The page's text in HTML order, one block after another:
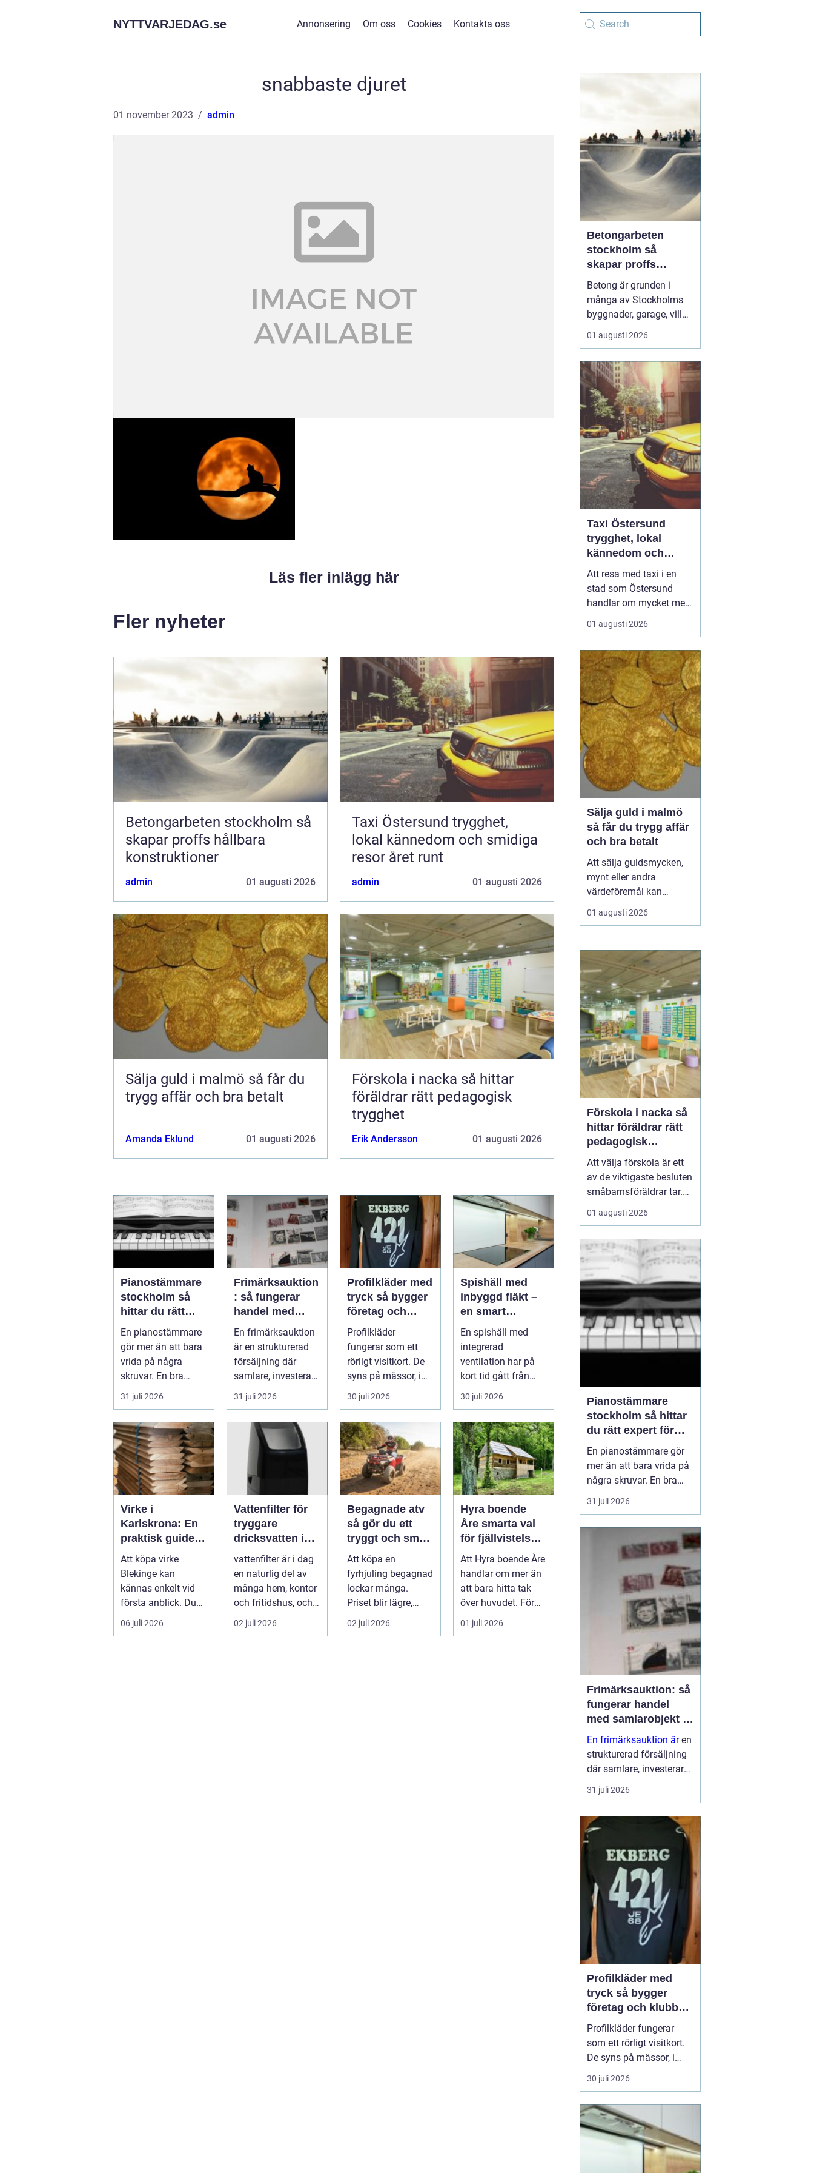
NYTTVARJEDAG.se Annonsering Om oss Cookies Kontakta oss
snabbaste djuret
01 november 2023 admin
Läs fler inlägg här
Fler nyheter
Betongarbeten stockholm så
skapar proffs hållbara
konstruktioner
admin 01 augusti 2026
Taxi Östersund trygghet,
lokal kännedom och smidiga
resor året runt
admin 01 augusti 2026
Sälja guld i malmö så får du
trygg affär och bra betalt
Amanda Eklund 01 augusti 2026
Förskola i nacka så hittar
föräldrar rätt pedagogisk
trygghet
Erik Andersson 01 augusti 2026
Pianostämmare
stockholm så
hittar du rätt
expert för ditt
piano
En pianostämmare
gör mer än att bara
vrida på några
skruvar. En bra
stämning påverkar
hur pianot låt...
31 juli 2026
Frimärksauktion
: så fungerar
handel med
samlarobjekt i
praktiken
En frimärksauktion
är en strukturerad
försäljning där
samlare, investerare
31 juli 2026
Profilkläder med
tryck så bygger
företag och
klubbar en
starkare
identitet
Profilkläder
fungerar som ett
rörligt visitkort. De
syns på mässor, i
butiker, på byggen
och längs v...
30 juli 2026
Spishäll med
inbyggd fläkt –
en smart
lösning för
moderna kök
En spishäll med
integrerad
ventilation har på
kort tid gått från
nischprodukt...
30 juli 2026
Virke i
Karlskrona: En
praktisk guide
för hållbara
byggprojekt
Att köpa virke
Blekinge kan
kännas enkelt vid
första anblick. Du
åker till en b...
06 juli 2026
Vattenfilter för
tryggare
dricksvatten i
vardagen
vattenfilter är i dag
en naturlig del av
många hem, kontor
och fritidshus, och
intresset ökar för
va...
02 juli 2026
Begagnade atv
så gör du ett
tryggt och smart
köp
Att köpa en
fyrhjuling begagnad
lockar många.
Priset blir lägre,
utbudet större och
du kan ofta få e...
02 juli 2026
Hyra boende
Åre smarta val
för fjällvistelsen
året runt
Att Hyra boende Åre
handlar om mer än
att bara hitta tak
över huvudet. För
många är boendet
själva n...
01 juli 2026
Betongarbeten
stockholm så
skapar proffs
hållbara
konstruktioner
Betong är grunden i
många av Stockholms
byggnader, garage, villor
och industrifastigheter.
När man pratar om
Stockholm handlar det
både om stabila grunder,
välgjutna stommar och
snygga ytor som håller
länge. För den som
planerar ett byg...
01 augusti 2026
Taxi Östersund
trygghet, lokal
kännedom och
smidiga resor året
runt
Att resa med taxi i en
stad som Östersund
handlar om mycket mer
än att bara ta sig från
punkt A till punkt B.
lokalkännedom och
tillgänglighet spelar stor
roll, särskilt i en region
där vintern är lång, snön
ligger djup och
avstånden i...
01 augusti 2026
Sälja guld i malmö
så får du trygg affär
och bra betalt
Att sälja guldsmycken,
mynt eller andra
värdeföremål kan
kännas både lockande
och osäkert på samma
smyckena är värda mer
än bara metallvärdet, hur
processen går till och
vilken köpare som går
att lita på. För den som
söker infor...
01 augusti 2026
Förskola i nacka så
hittar föräldrar rätt
pedagogisk
trygghet
Att välja förskola är ett
av de viktigaste besluten
småbarnsföräldrar tar.
Omsorg, trygghet,
pedagogik och praktisk
fungera tillsammans,
gärna under många år. I
Nacka finns ett brett
utbud av förskolor, både
kommunala och
friståen...
01 augusti 2026
Pianostämmare
stockholm så hittar
du rätt expert för
ditt piano
En pianostämmare gör
mer än att bara vrida på
några skruvar. En bra
stämning påverkar hur
pianot låter, känns och
som Stockholm, där
många bor i lägenhet
och klimatet växlar
kraftigt mellan
årstiderna, ställs extra
31 juli 2026
Frimärksauktion: så
fungerar handel
med samlarobjekt i
praktiken
En frimärksauktion ären
strukturerad försäljning
där samlare, investerare
och nybörjare köper och
säljer frimärken genom
31 juli 2026
Profilkläder med
tryck så bygger
företag och klubbar
en starkare identitet
Profilkläder fungerar
som ett rörligt visitkort.
De syns på mässor, i
butiker, på byggen och
längs vägarna. När
genomtänkta, håller god
kvalitet och har ett
tydligt tryck skapar de
igenkänning, stolthet
30 juli 2026